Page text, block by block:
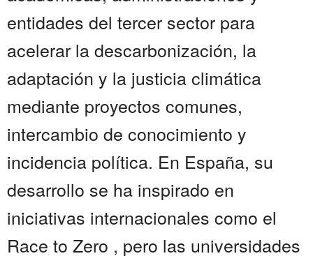
entidades del tercer sector para
acelerar la descarbonización, la
adaptación y la justicia climática
mediante proyectos comunes,
intercambio de conocimiento y
incidencia política. En España, su
desarrollo se ha inspirado en
iniciativas internacionales como el
Race to Zero , pero las universidades